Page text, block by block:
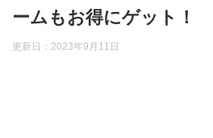
ームもお得にゲット！
更新日： 2023年9月11日